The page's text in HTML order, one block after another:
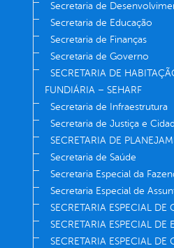
Secretaria de
Secretaria de Educação
Secretaria de Finanças
Secretaria de Governo
SECRETARIA DE
FUNDIÁRIA – SEHARF
Secretaria de Infraestrutura
Secretaria de Justiça e
SECRETARIA DE
Secretaria de Saúde
Secretaria Especial da
Secretaria Especial de
SECRETARIA ESPECIAL DE
SECRETARIA ESPECIAL DE
SECRETARIA ESPECIAL DE